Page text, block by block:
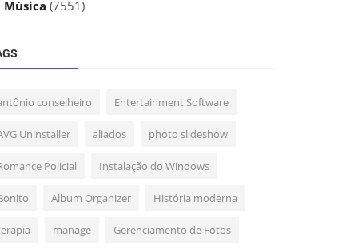
Música (7551)
conselheiro Entertainment Software
Uninstaller aliados photo slideshow
Policial Instalação do Windows
Album Organizer História moderna
manage Gerenciamento de Fotos